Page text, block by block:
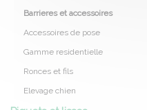
Barrieres et accessoires
Accessoires de pose
Gamme residentielle
Ronces et fils
Elevage chien